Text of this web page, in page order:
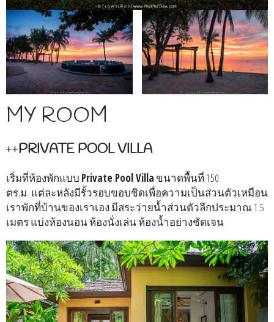
MY ROOM
++PRIVATE POOL VILLA
เริ่มที่ห้องพักแบบ Private Pool Villaขนาดพื้นที่ 150
ตร.ม. แต่ละหลังมีรั้วรอบขอบชิดเพื่อความเป็นส่วนตัวเหมือน
เราพักที่บ้านของเราเอง มีสระว่ายน้ำส่วนตัวลึกประมาณ 1.5
เมตร แบ่งห้องนอน ห้องนั่งเล่น ห้องน้ำอย่างชัดเจน